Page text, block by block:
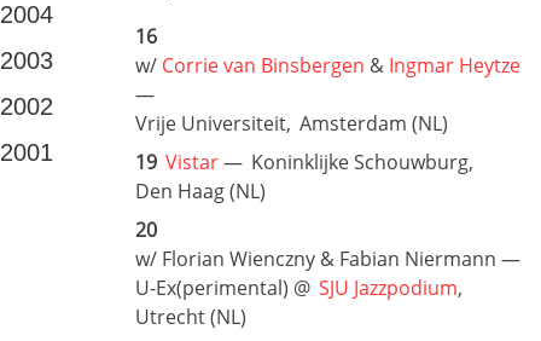
2004
2003
2002
2001
16
w/ Corrie van Binsbergen & Ingmar Heytze
—
Vrije Universiteit, Amsterdam (NL)
19 Vistar— Koninklijke Schouwburg,
Den Haag (NL)
20
w/ Florian Wienczny & Fabian Niermann —
U-Ex(perimental) @ SJU Jazzpodium,
Utrecht (NL)